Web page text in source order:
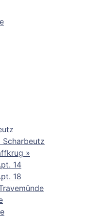
Scharbeutz
»
14
18